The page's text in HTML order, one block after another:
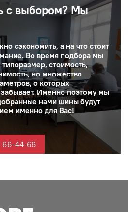
с выбором? Мы
сэкономить, а на что стоит
Во время подбора мы
стоимость,
но множество
о которых
Именно поэтому мы
нами шины будут
именно для Вас!
66-44-66